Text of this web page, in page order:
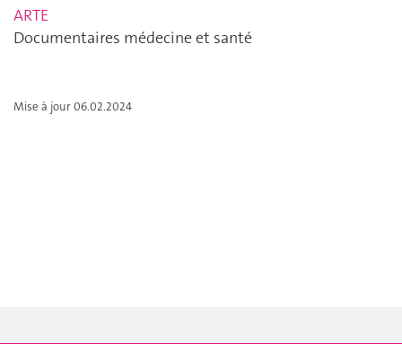
ARTE
Documentaires médecine et santé
Mise à jour 06.02.2024